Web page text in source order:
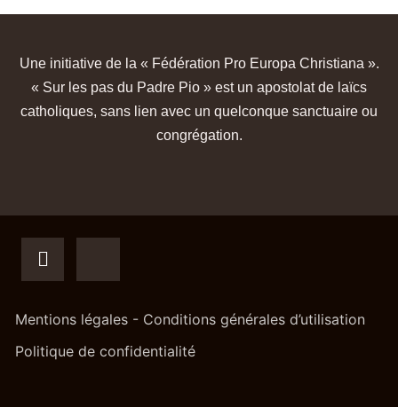
Une initiative de la « Fédération Pro Europa Christiana ».
« Sur les pas du Padre Pio » est un apostolat de laïcs
catholiques, sans lien avec un quelconque sanctuaire ou
congrégation.
Mentions légales - Conditions générales d’utilisation
Politique de confidentialité